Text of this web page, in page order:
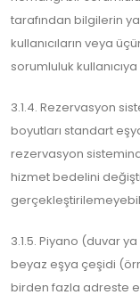
tarafından bilgilerin
kullanıcıların veya
sorumluluk
3.1.4. Rezervasyon
boyutları standart
rezervasyon
hizmet bedelini
3.1.5. Piyano (duvar
beyaz eşya çeşidi
birden fazla adreste